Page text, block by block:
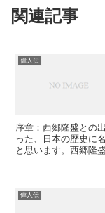
関連記事
偉人伝
序章：西郷隆盛との
った、日本の歴史に
と思います。西郷隆
偉人伝